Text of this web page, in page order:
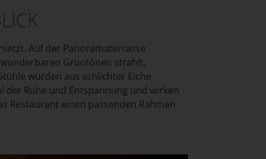
Auf der Panoramaterrasse
Grüntönen strahlt.
wurden aus schlichter Eiche
Ruhe und Entspannung und wirken
Restaurant einen passenden Rahmen